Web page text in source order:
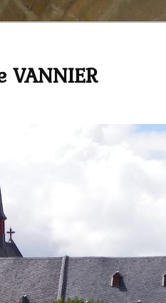
VANNIER